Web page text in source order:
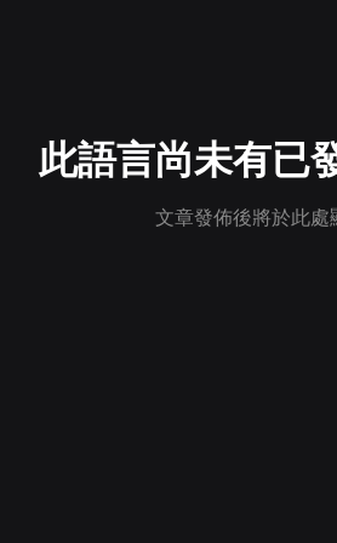
此語言尚未有已
文章發佈後將於此處